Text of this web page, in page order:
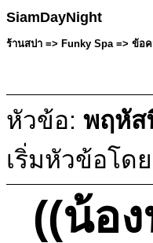
SiamDayNight
ร้านสปา => Funky Spa => ข้อค
หัวข้อ: พฤหัส
เริ่มหัวข้อโด
((น้อ